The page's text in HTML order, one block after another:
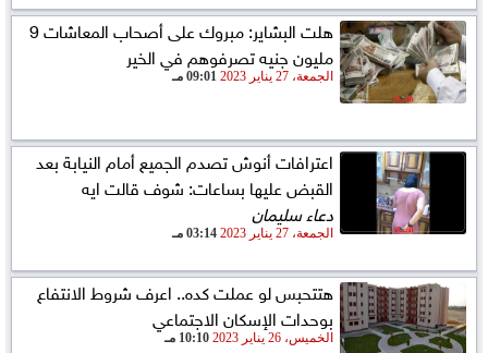
هلت البشاير: مبروك على أصحاب المعاشات 9
مليون جنيه تصرفوهم في الخير
الجمعة، 27 يناير 2023 09:01 مـ
اعترافات أنوش تصدم الجميع أمام النيابة بعد
القبض عليها بساعات: شوف قالت ايه
دعاء سليمان
الجمعة، 27 يناير 2023 03:14 مـ
هتتحبس لو عملت كده.. اعرف شروط الانتفاع
بوحدات الإسكان الاجتماعي
الخميس، 26 يناير 2023 10:10 مـ